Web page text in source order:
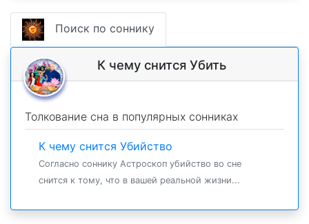
Поиск по соннику
К чему снится Убить
Толкование сна в популярных сонниках
К чему снится Убийство
Согласно соннику Астроскоп убийство во сне
снится к тому, что в вашей реальной жизни...